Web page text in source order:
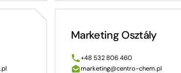
Marketing Osztály
+48 532 806 460
marketing@centro-chem.pl